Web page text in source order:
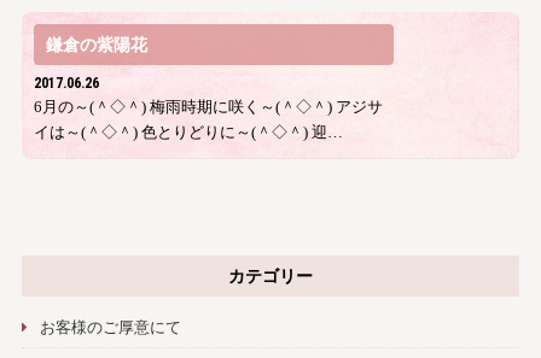
鎌倉の紫陽花
2017.06.26
6月の～(＾◇＾) 梅雨時期に咲く～(＾◇＾) アジサ
イは～(＾◇＾) 色とりどりに～(＾◇＾) 迎…
カテゴリー
お客様のご厚意にて